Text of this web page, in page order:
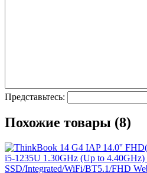
Представьтесь:
Похожие товары (8)